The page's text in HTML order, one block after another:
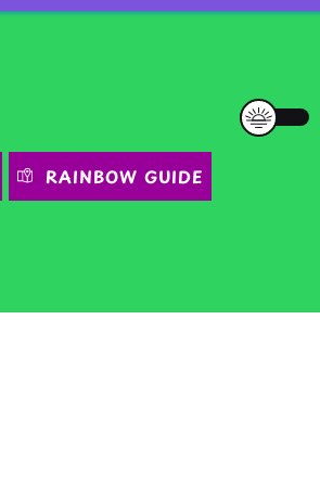
RAINBOW GUIDE